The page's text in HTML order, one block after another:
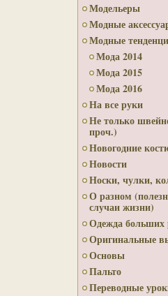
Модельеры
Модные
Модные
Мода 2014
Мода 2015
Мода 2016
На все руки
Не только
проч.)
Новогодние
Новости
Носки, чулки,
О разном
случаи жизни)
Одежда больших
Оригинальные
Основы
Пальто
Переводные